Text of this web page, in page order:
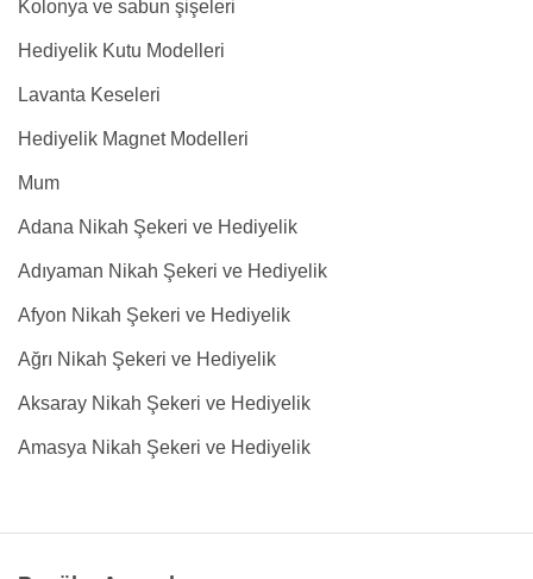
Kolonya ve sabun şişeleri
Hediyelik Kutu Modelleri
Lavanta Keseleri
Hediyelik Magnet Modelleri
Mum
Adana Nikah Şekeri ve Hediyelik
Adıyaman Nikah Şekeri ve Hediyelik
Afyon Nikah Şekeri ve Hediyelik
Ağrı Nikah Şekeri ve Hediyelik
Aksaray Nikah Şekeri ve Hediyelik
Amasya Nikah Şekeri ve Hediyelik